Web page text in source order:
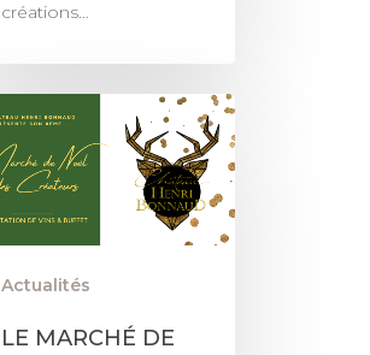
créations…
Actualités
LE MARCHÉ DE